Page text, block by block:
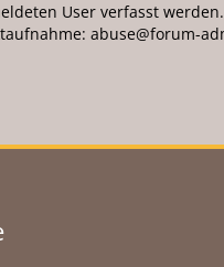
User verfasst
abuse@forum-ad